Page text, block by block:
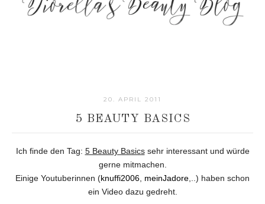
20. APRIL 2011
5 BEAUTY BASICS
Ich finde den Tag: 5 Beauty Basicssehr interessant und würde
gerne mitmachen.
Einige Youtuberinnen (knuffi2006 meinJadore ,..) haben schon
ein Video dazu gedreht.